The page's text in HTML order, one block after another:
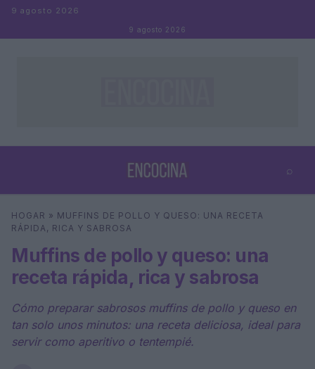
Saltar al contenido
9 agosto 2026
9 agosto 2026
⌕
Buscar
HOGAR » MUFFINS DE POLLO Y QUESO: UNA RECETA
RÁPIDA, RICA Y SABROSA
Muffins de pollo y queso: una
receta rápida, rica y sabrosa
Cómo preparar sabrosos muffins de pollo y queso en
tan solo unos minutos: una receta deliciosa, ideal para
servir como aperitivo o tentempié.